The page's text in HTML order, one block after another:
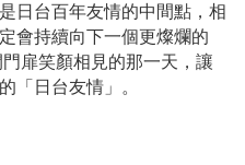
日台百年友情的中間點，相
會持續向下一個更燦爛的
扉笑顏相見的那一天，讓
「日台友情」。